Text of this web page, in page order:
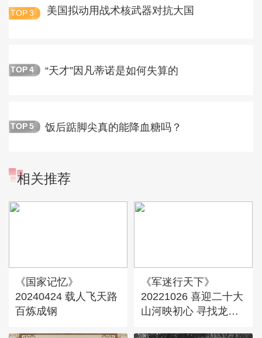
TOP 3 美国拟动用战术核武器对抗大国
TOP 4 “天才”因凡蒂诺是如何失算的
TOP 5 饭后踮脚尖真的能降血糖吗？
相关推荐
《国家记忆》
20240424 载人飞天路
百炼成钢
《军迷行天下》
20221026 喜迎二十大
山河映初心 寻找龙港